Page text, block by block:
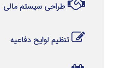
طراحی سیستم مالی
تنظیم لوایح دفاعیه